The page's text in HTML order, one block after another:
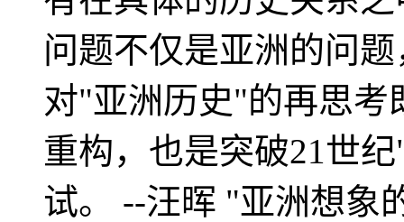
问题不仅是亚洲的问
对"亚洲历史"的再思考
重构，也是突破21世
试。 --汪晖 "亚洲想象